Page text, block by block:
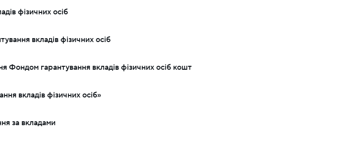
фізичних осіб
вкладів фізичних осіб
гарантування вкладів фізичних осіб коштів за вкладами
вкладів фізичних осіб»
за вкладами